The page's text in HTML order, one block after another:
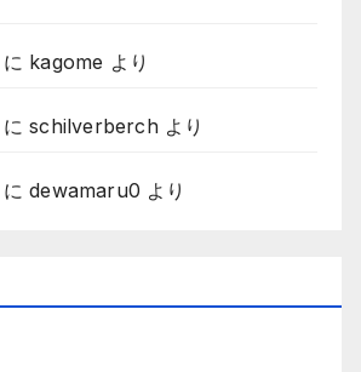
に kagome より
にschilverberchより
にdewamaru0 より